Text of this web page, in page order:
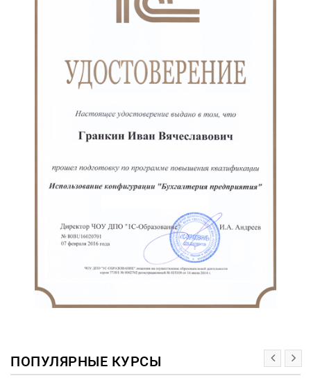
ПОПУЛЯРНЫЕ КУРСЫ